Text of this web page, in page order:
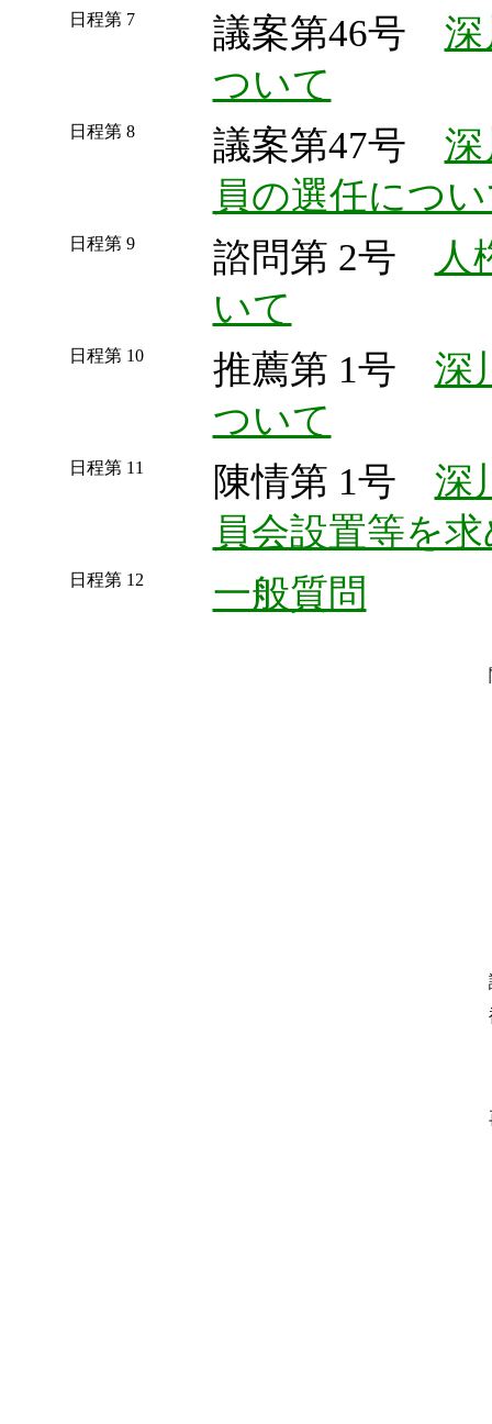
日程第 7 議案第46号 深
ついて
日程第 8 議案第47号 深
員の選任につ
日程第 9 諮問第 2号
人
いて
日程第 10 推薦第 1号 深
ついて
日程第 11 陳情第 1号 深
員会設置等を
日程第 12 一般質問